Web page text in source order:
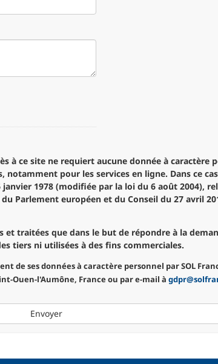
en ligne. Dans ce cas, les données sont traitées
1978 (modifiée par la loi du 6 août 2004),
Parlement européen et du Conseil du 27 avril
et traitées que dans le but de répondre à la
tiers ni utilisées à des fins commerciales.
de ses données à caractère personnel par SOL
Ouen-l'Aumône, France ou par e-mail à
Envoyer